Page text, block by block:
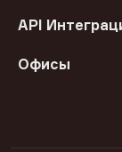
API
Офисы